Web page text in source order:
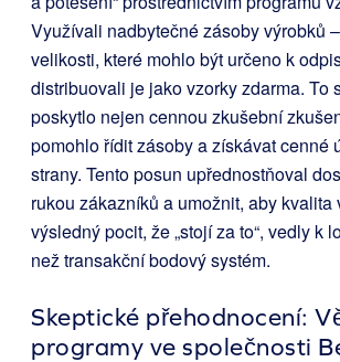
Využívali nadbytečné zásoby výrobků
velikosti, které mohlo být určeno k
distribuovali je jako vzorky zdarma. To
poskytlo nejen cennou zkušební
pomohlo řídit zásoby a získávat cenné
strany. Tento posun upřednostňoval
rukou zákazníků a umožnit, aby kvalita
výsledný pocit, že „stojí za to“, vedly k
než transakční bodový systém.
Skeptické přehodnocení:
programy ve společnosti